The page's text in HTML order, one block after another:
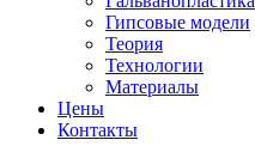
Гипсовые модели
Теория
Технологии
Материалы
Цены
Контакты